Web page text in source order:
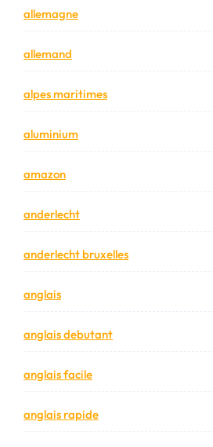
allemagne
allemand
alpes maritimes
aluminium
amazon
anderlecht
anderlecht bruxelles
anglais
anglais debutant
anglais facile
anglais rapide